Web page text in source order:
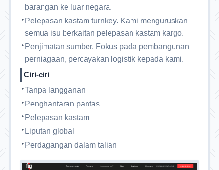
barangan ke luar negara.
Pelepasan kastam turnkey. Kami menguruskan
semua isu berkaitan pelepasan kastam kargo.
Penjimatan sumber. Fokus pada pembangunan
perniagaan, percayakan logistik kepada kami.
Ciri-ciri
Tanpa langganan
Penghantaran pantas
Pelepasan kastam
Liputan global
Perdagangan dalam talian